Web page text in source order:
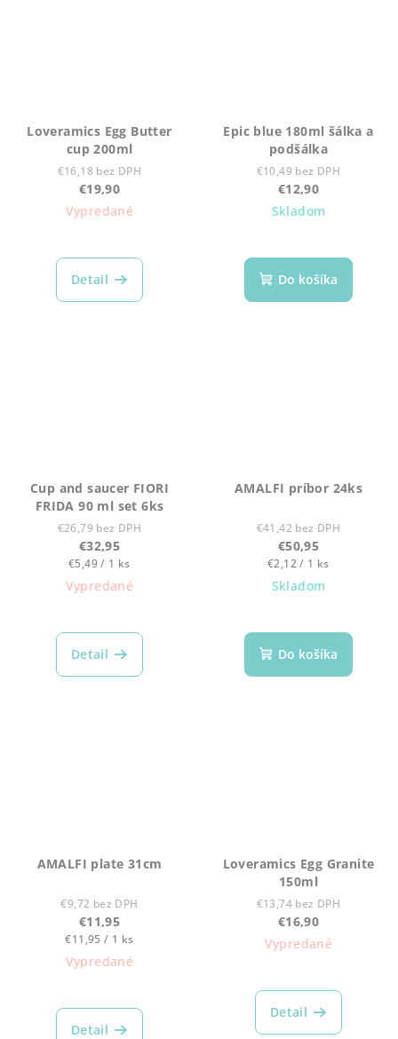
Loveramics Egg Butter
cup 200ml
€16,18 bez DPH
€19,90
Vypredané
Detail
Epic blue 180ml šálka a
podšálka
€10,49 bez DPH
€12,90
Skladom
Do košíka
Cup and saucer FIORI
FRIDA 90 ml set 6ks
€26,79 bez DPH
€32,95
Jednotková
cena:
€5,49 / 1 ks
Vypredané
Detail
AMALFI príbor 24ks
€41,42 bez DPH
€50,95
Jednotková
cena:
€2,12 / 1 ks
Skladom
Do košíka
AMALFI plate 31cm
€9,72 bez DPH
€11,95
Jednotková
cena:
€11,95 / 1 ks
Vypredané
Detail
Loveramics Egg Granite
150ml
€13,74 bez DPH
€16,90
Vypredané
Detail